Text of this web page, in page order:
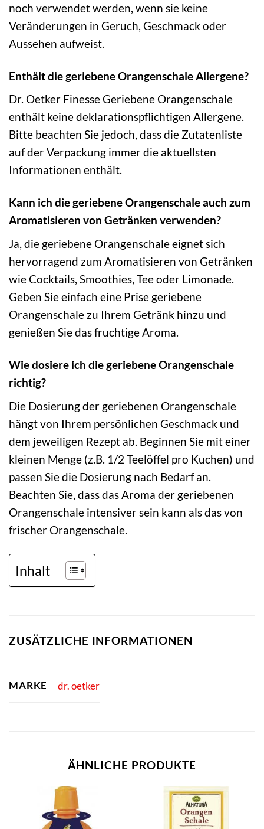
noch verwendet werden, wenn sie keine
Veränderungen in Geruch, Geschmack oder
Aussehen aufweist.
Enthält die geriebene Orangenschale Allergene?
Dr. Oetker Finesse Geriebene Orangenschale
enthält keine deklarationspflichtigen Allergene.
Bitte beachten Sie jedoch, dass die Zutatenliste
auf der Verpackung immer die aktuellsten
Informationen enthält.
Kann ich die geriebene Orangenschale auch zum
Aromatisieren von Getränken verwenden?
Ja, die geriebene Orangenschale eignet sich
hervorragend zum Aromatisieren von Getränken
wie Cocktails, Smoothies, Tee oder Limonade.
Geben Sie einfach eine Prise geriebene
Orangenschale zu Ihrem Getränk hinzu und
genießen Sie das fruchtige Aroma.
Wie dosiere ich die geriebene Orangenschale
richtig?
Die Dosierung der geriebenen Orangenschale
hängt von Ihrem persönlichen Geschmack und
dem jeweiligen Rezept ab. Beginnen Sie mit einer
kleinen Menge (z.B. 1/2 Teelöffel pro Kuchen) und
passen Sie die Dosierung nach Bedarf an.
Beachten Sie, dass das Aroma der geriebenen
Orangenschale intensiver sein kann als das von
frischer Orangenschale.
Inhalt
ZUSÄTZLICHE INFORMATIONEN
MARKE dr. oetker
ÄHNLICHE PRODUKTE